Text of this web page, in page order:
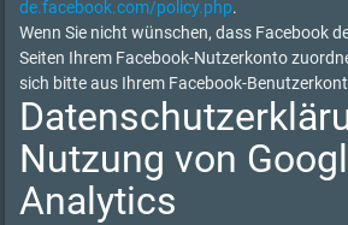
de.facebook.com/policy.php.
Wenn Sie nicht wünschen, dass Facebook
Seiten Ihrem Facebook-Nutzerkonto
sich bitte aus Ihrem Facebook-
Nutzung von
Analytics